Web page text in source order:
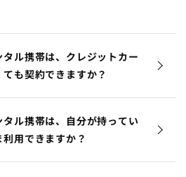
ル携帯は、クレジットカー
も契約できますか？
ル携帯は、自分が持ってい
用できますか？